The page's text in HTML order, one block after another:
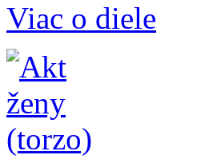
Viac o diele